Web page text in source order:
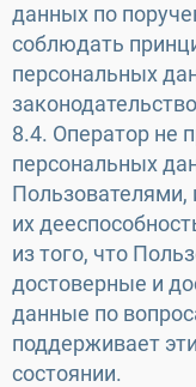
данных по
соблюдать
персональных
8.4. Оператор не
персональных
Пользователями,
их
из того, что
достоверные и
данные по
поддерживает
состоянии.